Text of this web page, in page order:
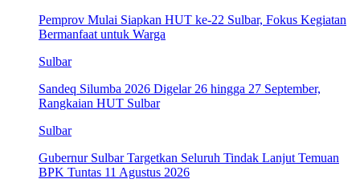
Pemprov Mulai Siapkan HUT ke-22 Sulbar, Fokus Kegiatan
Bermanfaat untuk Warga
Sulbar
Sandeq Silumba 2026 Digelar 26 hingga 27 September,
Rangkaian HUT Sulbar
Sulbar
Gubernur Sulbar Targetkan Seluruh Tindak Lanjut Temuan
BPK Tuntas 11 Agustus 2026